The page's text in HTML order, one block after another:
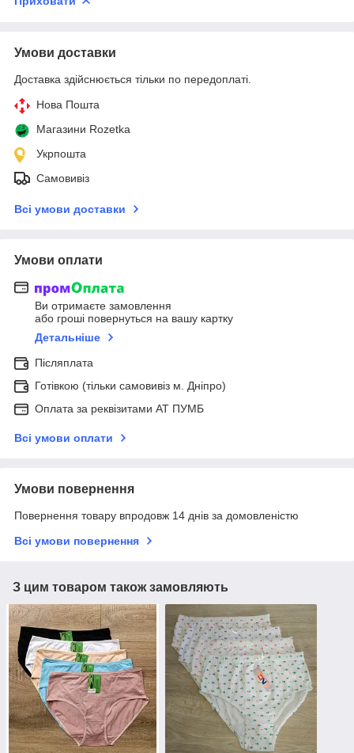
Умови доставки
Доставка здійснюється тільки по передоплаті.
Нова Пошта
Магазини Rozetka
Укрпошта
Самовивіз
Всі умови доставки
Умови оплати
Ви отримаєте замовлення
або гроші повернуться на вашу картку
Детальніше
Післяплата
Готівкою (тільки самовивіз м. Дніпро)
Оплата за реквізитами АТ ПУМБ
Всі умови оплати
Умови повернення
Повернення товару впродовж 14 днів за домовленістю
Всі умови повернення
З цим товаром також замовляють